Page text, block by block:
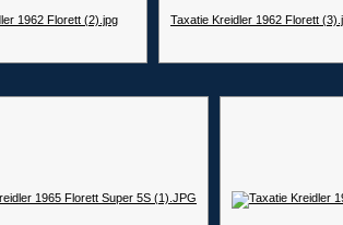
1962 Florett (2).jpg Taxatie Kreidler 1962 Florett